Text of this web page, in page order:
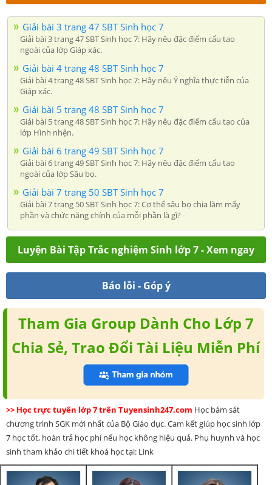
Giải bài 3 trang 47 SBT Sinh học 7
Giải bài 3 trang 47 SBT Sinh học 7: Hãy nêu đặc điểm cấu tạo
ngoài của lớp Giáp xác.
Giải bài 4 trang 48 SBT Sinh học 7
Giải bài 4 trang 48 SBT Sinh học 7: Hãy nêu Ý nghĩa thực tiễn của
Giáp xác.
Giải bài 5 trang 48 SBT Sinh học 7
Giải bài 5 trang 48 SBT Sinh học 7: Hãy nêu đặc điểm cấu tạo của
lớp Hình nhện.
Giải bài 6 trang 49 SBT Sinh học 7
Giải bài 6 trang 49 SBT Sinh học 7: Hãy nêu đặc điểm cấu tạo
ngoài của lớp Sâu bọ.
Giải bài 7 trang 50 SBT Sinh học 7
Giải bài 7 trang 50 SBT Sinh học 7: Cơ thể sâu bọ chia làm mấy
phần và chức năng chính của mỗi phần là gì?
Luyện Bài Tập Trắc nghiệm Sinh lớp 7 - Xem ngay
Báo lỗi - Góp ý
Tham Gia Group Dành Cho Lớp 7
Chia Sẻ, Trao Đổi Tài Liệu Miễn Phí
>> Học trực tuyến lớp 7 trên Tuyensinh247.com Học bám sát
chương trình SGK mới nhất của Bộ Giáo dục. Cam kết giúp học sinh lớp
7 học tốt, hoàn trả học phí nếu học không hiệu quả. Phụ huynh và học
sinh tham khảo chi tiết khoá học tại: Link